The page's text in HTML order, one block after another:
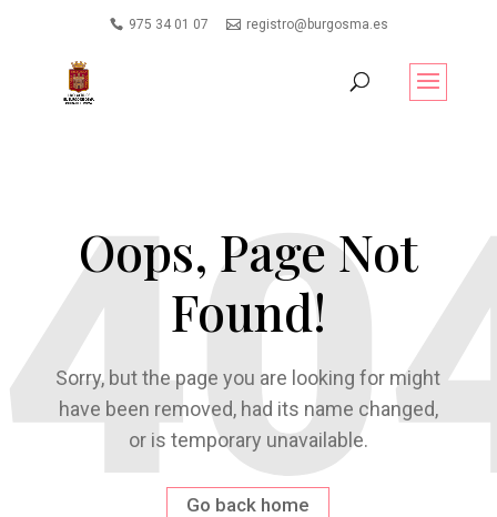
975 34 01 07 registro@burgosma.es
Oops, Page Not
Found!
Sorry, but the page you are looking for might
have been removed, had its name changed,
or is temporary unavailable.
Go back home